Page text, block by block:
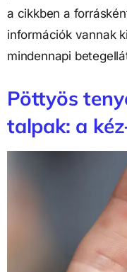
a cikkben a
információk vannak
mindennapi
Pöttyös
talpak: a